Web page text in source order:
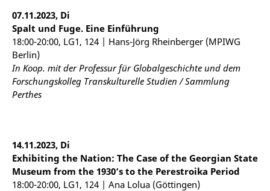
07.11.2023, Di
Spalt und Fuge. Eine Einführung
18:00-20:00, LG1, 124 | Hans-Jörg Rheinberger (MPIWG
Berlin)
In Koop. mit der Professur für Globalgeschichte und dem
Forschungskolleg Transkulturelle Studien / Sammlung
Perthes
14.11.2023, Di
Exhibiting the Nation: The Case of the Georgian State
Museum from the 1930‘s to the Perestroika Period
18:00-20:00, LG1, 124 | Ana Lolua (Göttingen)